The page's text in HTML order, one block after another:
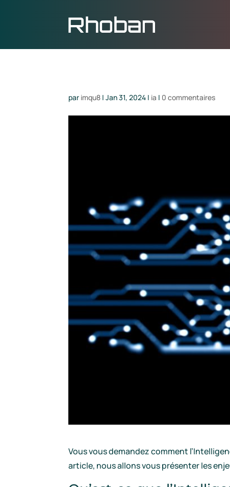
par imqu8 |Jan 31, 2024 | ia | 0 commentaires
Vous vous demandez comment
article, nous allons vous présenter les